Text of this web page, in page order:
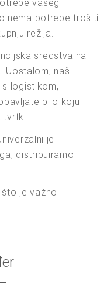
vašeg
nema potrebe trošiti
režija.
sredstva na
Uostalom, naš
logistikom,
bilo koju
tvrtki.
je
distribuiramo
je važno.